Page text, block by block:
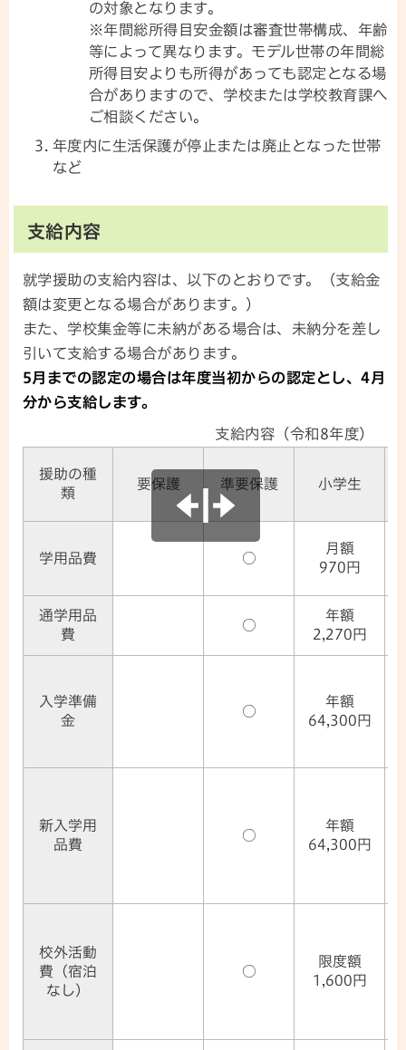
の対象となります。
※年間総所得目安金額は審査世帯構成、年齢
等によって異なります。モデル世帯の年間総
所得目安よりも所得があっても認定となる場
合がありますので、学校または学校教育課へ
ご相談ください。
年度内に生活保護が停止または廃止となった世帯
など
支給内容
就学援助の支給内容は、以下のとおりです。（支給金
額は変更となる場合があります。）
また、学校集金等に未納がある場合は、未納分を差し
引いて支給する場合があります。
5月までの認定の場合は年度当初からの認定とし、4月
分から支給します。
支給内容（令和8年度）
援助の種
類
要保護 準要保護 小学生
学用品費 ○
月額
970円
通学用品
費
○
年額
2,270円
入学準備
金
○
年額
64,300円
新入学用
品費
○
年額
64,300円
校外活動
費（宿泊
なし）
○
限度額
1,600円